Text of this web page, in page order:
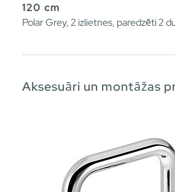
120 cm
Polar Grey, 2 izlietnes, paredzēti 2
Aksesuāri un montāžas